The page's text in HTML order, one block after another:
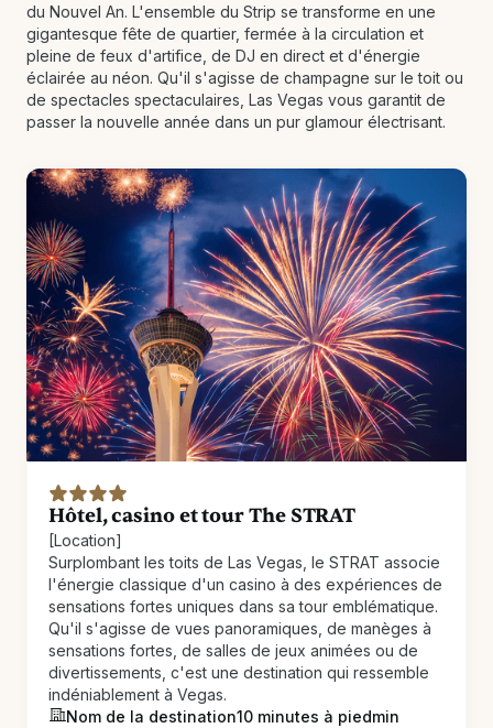
Hôtel, casino et tour The STRAT
[Location]
Surplombant les toits de Las Vegas, le STRAT associe
l'énergie classique d'un casino à des expériences de
sensations fortes uniques dans sa tour emblématique.
Qu'il s'agisse de vues panoramiques, de manèges à
sensations fortes, de salles de jeux animées ou de
divertissements, c'est une destination qui ressemble
indéniablement à Vegas.
Nom de la destination10 minutes à piedmin
du Nouvel An. L'ensemble du Strip se transforme en une
gigantesque fête de quartier, fermée à la circulation et
pleine de feux d'artifice, de DJ en direct et d'énergie
éclairée au néon. Qu'il s'agisse de champagne sur le toit ou
de spectacles spectaculaires, Las Vegas vous garantit de
passer la nouvelle année dans un pur glamour électrisant.